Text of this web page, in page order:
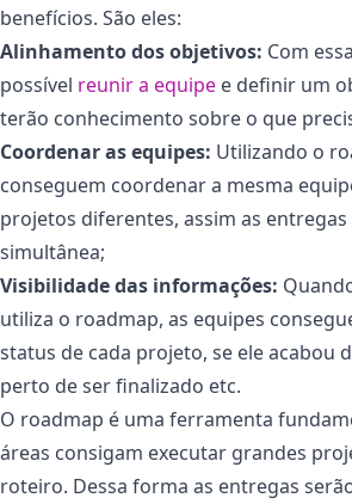
benefícios. São eles:
Alinhamento dos objetivos: Com
possível reunir a equipe e definir um
terão conhecimento sobre o que
Coordenar as equipes: Utilizando o
conseguem coordenar a mesma
projetos diferentes, assim as
simultânea;
Visibilidade das informações:
utiliza o roadmap, as equipes
status de cada projeto, se ele acabou
perto de ser finalizado etc.
O roadmap é uma ferramenta
áreas consigam executar grandes
roteiro. Dessa forma as entregas